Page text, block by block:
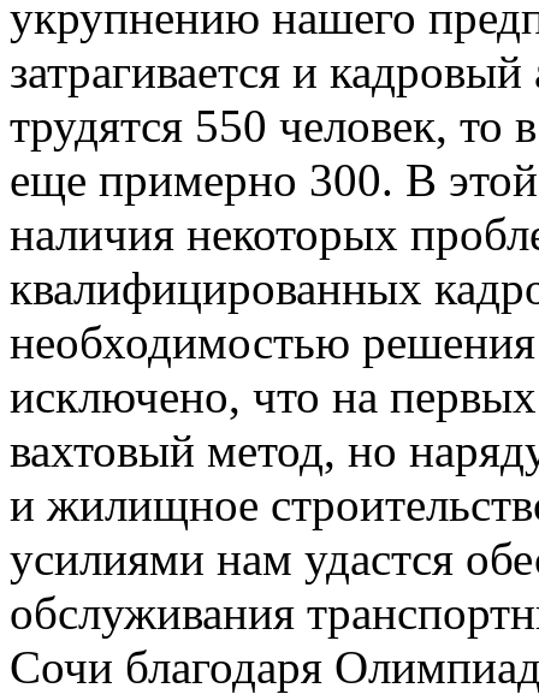
укрупнению нашего
затрагивается и
трудятся 550 человек,
еще примерно 300. В этой
наличия некоторых
квалифицированных
необходимостью
исключено, что на
вахтовый метод, но
и жилищное
усилиями нам удастся
обслуживания
Сочи благодаря